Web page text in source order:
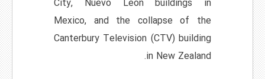
Mexico, and the collapse of the
Canterbury Television (CTV) building
in New Zealand.